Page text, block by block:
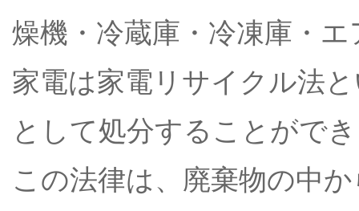
燥機・冷蔵庫・冷凍庫・
家電は家電リサイクル法
として処分することがで
この法律は、廃棄物の中